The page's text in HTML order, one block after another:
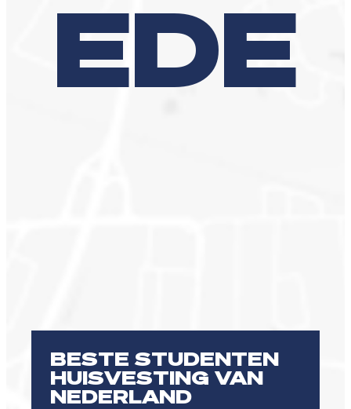
EDE
BESTE STUDENTEN
HUISVESTING VAN
NEDERLAND